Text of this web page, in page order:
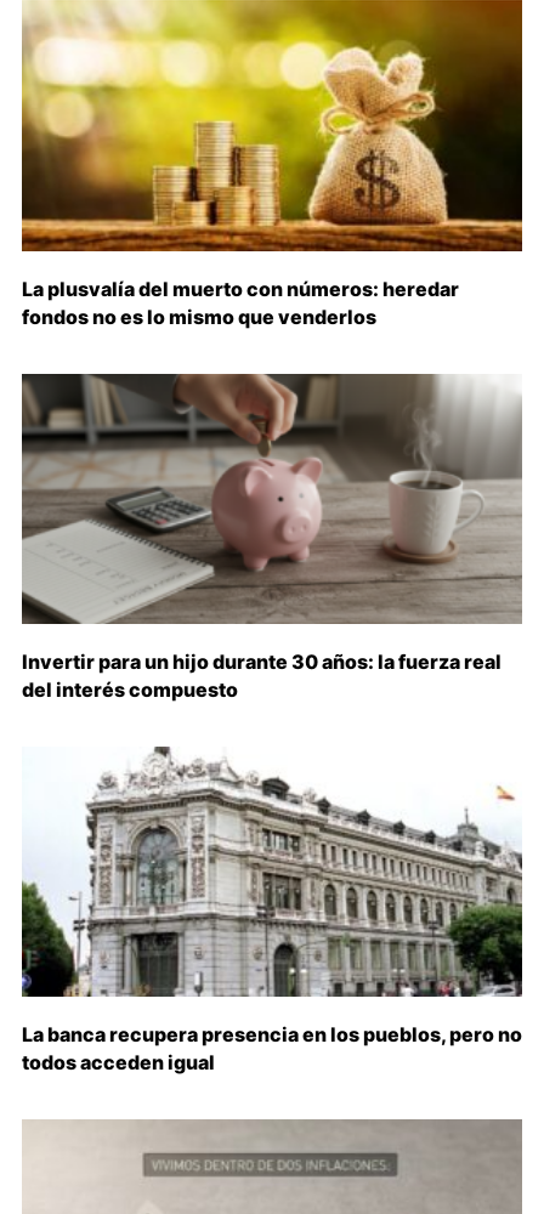
La plusvalía del muerto con números: heredar
fondos no es lo mismo que venderlos
Invertir para un hijo durante 30 años: la fuerza real
del interés compuesto
La banca recupera presencia en los pueblos, pero no
todos acceden igual